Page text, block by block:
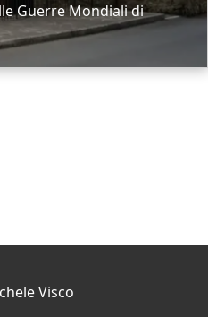
Guerre Mondiali di
Visco